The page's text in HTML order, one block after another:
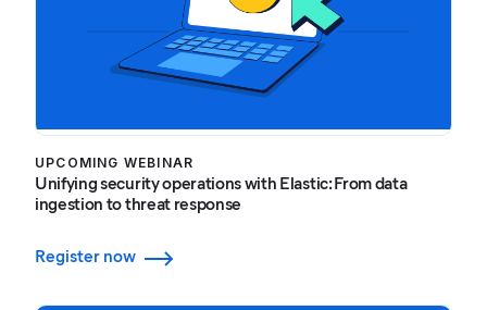
UPCOMING WEBINAR
Unifying security operations with Elastic: From data
ingestion to threat response
Register now